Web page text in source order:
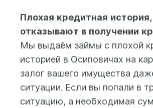
нам может
потребоваться
чуть больше
времени, чтобы
принять решение.
Информацию о
крупных банков
время зачисления
суммы составляет
от нескольких
секунд до 5 минут.
Если деньги не
поступили в
«Личный кабинет» в
правом верхнем углу
сайта (в мобильной
версии - выбрать в
навигации), также
можно нажать на одну
кнопок «Регистрация»,
«Получить деньги»,
Плохая кредитная
отказывают в получении
Мы выдаём займы с плохой
историей в Осиповичах на
залог вашего имущества
ситуации. Если вы попали в
ситуацию, а необходимая